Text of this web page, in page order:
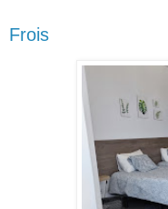
Frois